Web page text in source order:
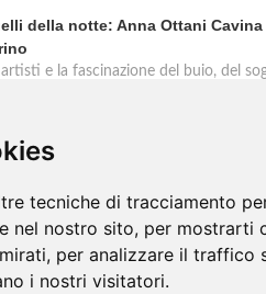
tecniche di tracciamento
nel nostro sito, per mostrarti
per analizzare il traffico
i nostri visitatori.
della notte: Anna Ottani Cavina
e la fascinazione del buio, del
Un approfondimento sulla mostra
di stelle, sogni, pleniluni.